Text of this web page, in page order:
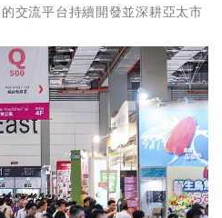
交流平台持續開發並深耕亞太市